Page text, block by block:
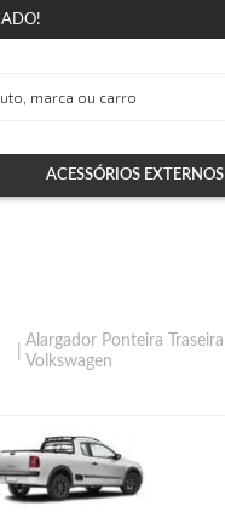
ACESSÓRIOS EXTERNOS
Alargador Ponteira Traseira
Volkswagen